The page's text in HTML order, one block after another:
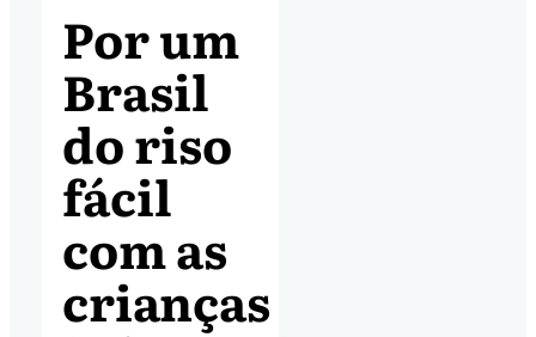
Por um
Brasil
do riso
fácil
com as
crianças